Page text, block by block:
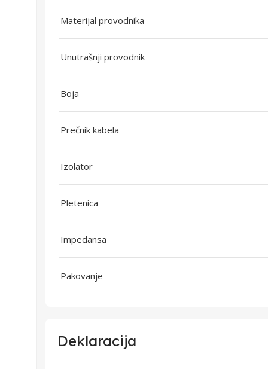
Materijal provodnika
Unutrašnji provodnik
Boja
Prečnik kabela
Izolator
Pletenica
Impedansa
Pakovanje
Deklaracija